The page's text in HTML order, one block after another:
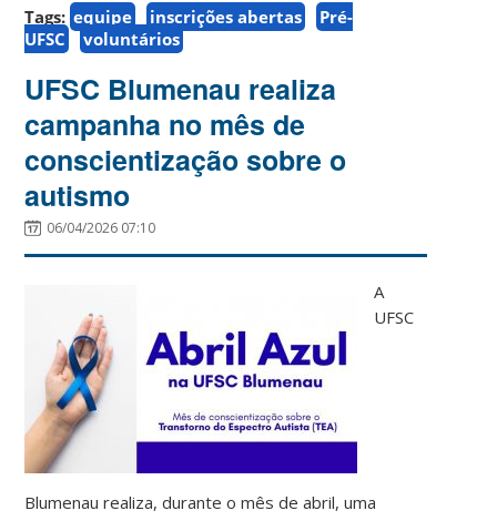
Tags: equipe inscrições abertas
Pré-
UFSC
voluntários
UFSC Blumenau realiza
campanha no mês de
conscientização sobre o
autismo
06/04/2026 07:10
A
UFSC
Blumenau realiza, durante o mês de abril, uma